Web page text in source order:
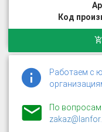
Код
Работаем с
По вопросам